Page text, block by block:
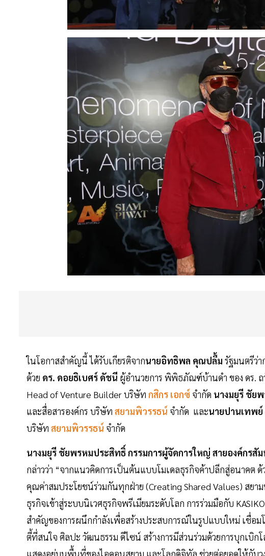
ในโอกาสสำคัญนี้ ได้รับเกียรติจากนายอิทธิพล คุณปลื้ม รัฐมนตรีว่
ด้วย ดร. ดอยธิเบศร์ ดัชนี ผู้อำนวยการ พิพิธภัณฑ์บ้านดำ ของ ดร.
Head of Venture Builder บริษัท กสิกร เอกซ์ จำกัด นางมยุรี ชัย
และสื่อสารองค์กร บริษัท สยามพิวรรธน์ จำกัด และนายปานเทพ
บริษัท สยามพิวรรธน์ จำกัด
นางมยุรี ชัยพรหมประสิทธิ์ กรรมการผู้จัดการใหญ่ สายองค์กรสั
กล่าวว่า “จากแนวคิดการเป็นต้นแบบโมเดลธุรกิจค้าปลีกสู่อนาคต ด้
คุณค่าสมประโยชน์ร่วมกันทุกฝ่าย (Creating Shared Values) สย
ธุรกิจเข้าสู่ระบบนิเวศธุรกิจพรีเมียมระดับโลก การร่วมมือกับ
สำคัญของการผนึกกำลังเพื่อสร้างประสบการณ์ในรูปแบบใหม่ เชื่
ตี้ที่สนใจ ศิลปะ วัฒนธรรม ดีไซน์ สร้างการมีส่วนร่วมด้วยการบุกเบิ